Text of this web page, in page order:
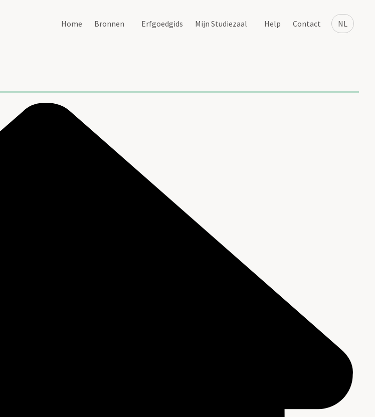
NL
Home Bronnen Erfgoedgids Mijn Studiezaal Help Contact